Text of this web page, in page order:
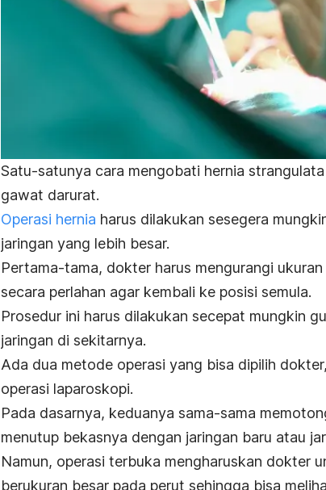
Satu-satunya cara mengobati hernia
gawat darurat.
Operasi hernia harus dilakukan sesegera
jaringan yang lebih besar.
Pertama-tama, dokter harus mengurangi
secara perlahan agar kembali ke posisi semula.
Prosedur ini harus dilakukan secepat mungkin
jaringan di sekitarnya.
Ada dua metode operasi yang bisa dipilih
operasi laparoskopi.
Pada dasarnya, keduanya sama-sama
menutup bekasnya dengan jaringan baru atau
Namun, operasi terbuka mengharuskan dokter
berukuran besar pada perut sehingga bisa